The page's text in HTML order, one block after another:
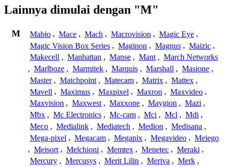
Lainnya dimulai dengan "M"
M Mabio , Mace , Mach , Macrovision , Magic Eye ,
Magic Vision Box Series , Maginon , Magnus , Maizic ,
Makecell , Manhattan , Manse , Mant , March Networks
, Marlboze , Marmitek , Marquis , Marshall , Masione ,
Master , Matchpoint , Matecam , Matrix , Mattex ,
Mavell , Maximus , Maxpixel , Maxron , Maxvideo ,
Maxvision , Maxwest , Maxxone , Maygion , Mazi ,
Mbx , Mc Electronics , Mc-cam , Mci , Mcl , Mdi ,
Meco , Medialink , Mediatech , Medion , Medisana ,
Mega-pixel , Megacam , Megapix , Megavideo , Meiego
, Meisort , Melchioni , Memtex , Menetec , Meraki ,
Mercury , Mercusys , Merit Lilin , Meriva , Merk ,